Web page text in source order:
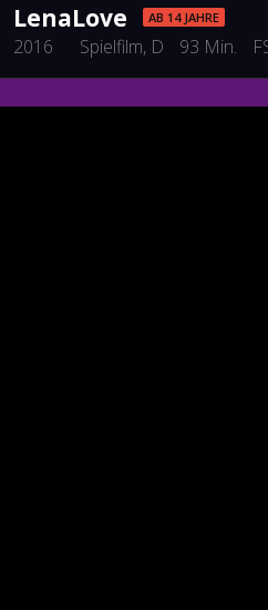
LenaLove AB 14 JAHRE
2016 Spielfilm, D 93 Min.